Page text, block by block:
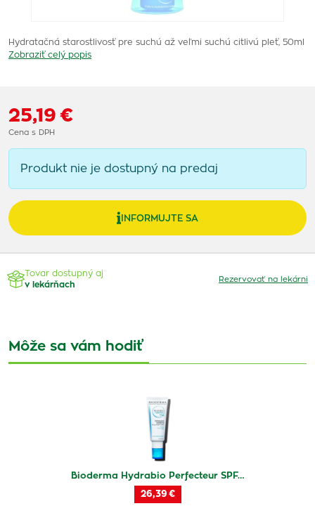
Hydratačná starostlivosť pre suchú až veľmi suchú citlivú pleť, 50ml
Zobraziť celý popis
25,19 €
Cena s DPH
Produkt nie je dostupný na predaj
INFORMUJTE SA
Tovar dostupný aj
v lekárňach
Rezervovať na lekárni
Môže sa vám hodiť
Bioderma Hydrabio Perfecteur SPF…
26,39 €